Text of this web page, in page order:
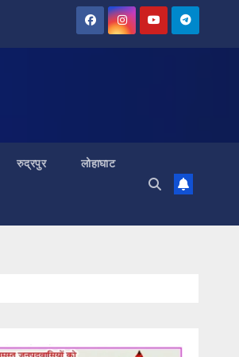
रुद्रपुर लोहाघाट